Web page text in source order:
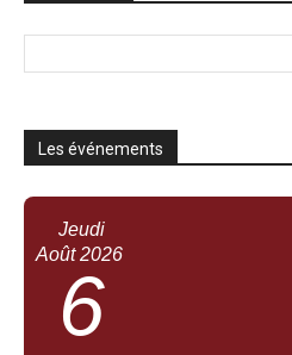
Les événements
Jeudi
Août 2026
6